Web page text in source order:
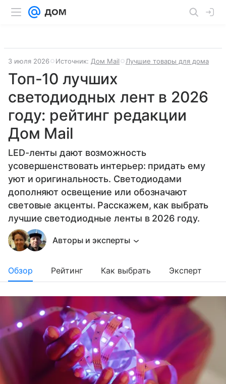
3 июля 2026 Источник: Дом Mail Лучшие товары для дома
Топ-10 лучших
светодиодных лент в 2026
году: рейтинг редакции
Дом Mail
LED-ленты дают возможность
усовершенствовать интерьер: придать ему
уют и оригинальность. Светодиодами
дополняют освещение или обозначают
световые акценты. Расскажем, как выбрать
лучшие светодиодные ленты в 2026 году.
Авторы и эксперты
Обзор Рейтинг Как выбрать Эксперт